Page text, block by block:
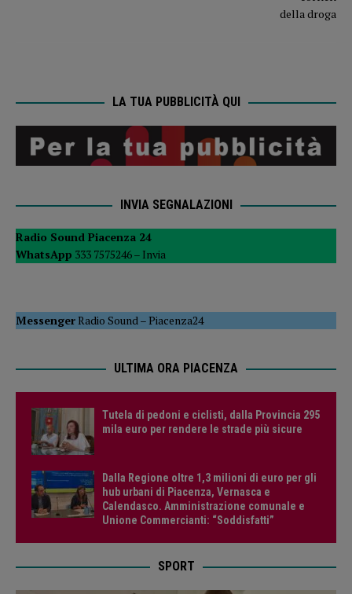
LA TUA PUBBLICITÀ QUI
INVIA SEGNALAZIONI
Radio Sound Piacenza 24
WhatsApp 333 7575246 – Invia
MessengerRadio Sound –Piacenza24
ULTIMA ORA PIACENZA
Tutela di pedoni e ciclisti, dalla Provincia 295
mila euro per rendere le strade più sicure
Dalla Regione oltre 1,3 milioni di euro per gli
hub urbani di Piacenza, Vernasca e
Calendasco. Amministrazione comunale e
Unione Commercianti: “Soddisfatti”
SPORT